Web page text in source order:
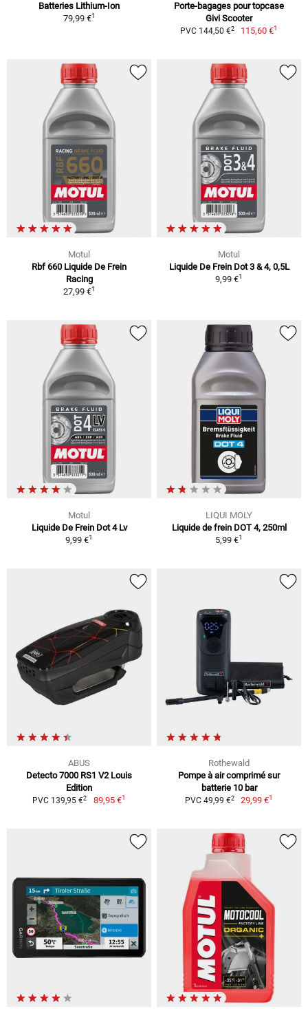
Batteries Lithium-Ion
79,99 €1
Porte-bagages pour topcase
Givi Scooter
PVC 144,50 €2 115,60 €1
Motul
Rbf 660 Liquide De Frein
Racing
27,99 €1
Motul
Liquide De Frein Dot 3 & 4, 0,5L
9,99 €1
Motul
Liquide De Frein Dot 4 Lv
9,99 €1
LIQUI MOLY
Liquide de frein DOT 4, 250ml
5,99 €1
ABUS
Detecto 7000 RS1 V2 Louis
Edition
PVC 139,95 €2 89,95 €1
Rothewald
Pompe à air comprimé sur
batterie 10 bar
PVC 49,99 €2 29,99 €1